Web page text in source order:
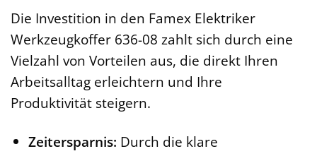
Die Investition in den Famex Elektriker
Werkzeugkoffer 636-08 zahlt sich durch eine
Vielzahl von Vorteilen aus, die direkt Ihren
Arbeitsalltag erleichtern und Ihre
Produktivität steigern.
Zeitersparnis: Durch die klare